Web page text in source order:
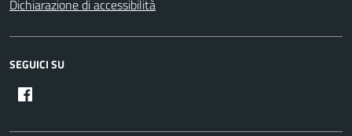
Dichiarazione di accessibilità
SEGUICI SU